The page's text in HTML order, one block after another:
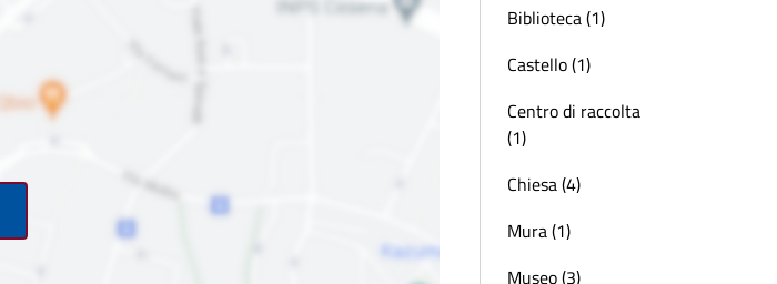
Biblioteca (1)
Castello (1)
Centro di raccolta
(1)
Chiesa (4)
Mura (1)
Museo (3)